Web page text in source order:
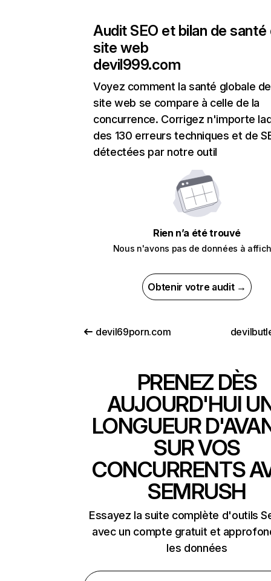
Audit SEO et bilan de santé
site web
devil999.com
Voyez comment la santé globale
site web se compare à celle de la
concurrence. Corrigez n'importe
des 130 erreurs techniques et de
détectées par notre outil
Rien n’a été trouvé
Nous n'avons pas de données à
Obtenir votre audit →
devil69porn.com
PRENEZ DÈS
AUJOURD'HUI
LONGUEUR
SUR VOS
CONCURRENTS
SEMRUSH
Essayez la suite complète d'outils
avec un compte gratuit et
les données